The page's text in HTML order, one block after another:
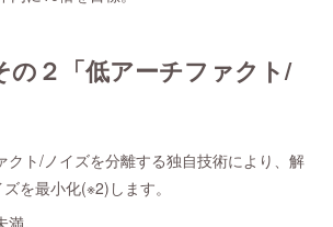
の２「低アーチファクト/
クト/ノイズを分離する独自技術により、解
を最小化(※2)します。